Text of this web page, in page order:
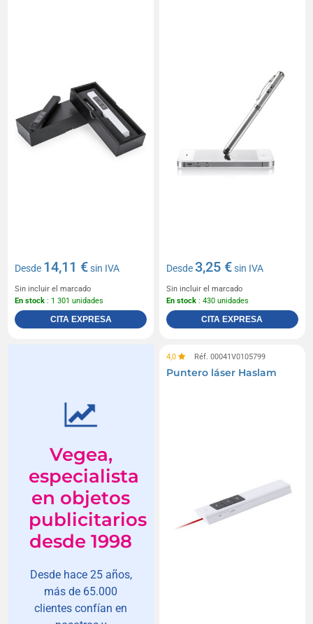
Desde 14,11 €sin IVA
Sin incluir el marcado
En stock : 1 301 unidades
CITA EXPRESA
Desde3,25 €sin IVA
Sin incluir el marcado
En stock : 430 unidades
CITA EXPRESA
Vegea,
especialista
en objetos
publicitarios
desde 1998
Desde hace 25 años,
más de 65.000
clientes confían en
4,0 Réf. 00041V0105799
Puntero láser Haslam